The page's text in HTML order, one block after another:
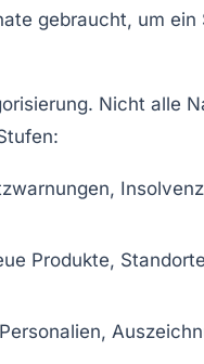
gebraucht, um
Nicht alle
Produkte,